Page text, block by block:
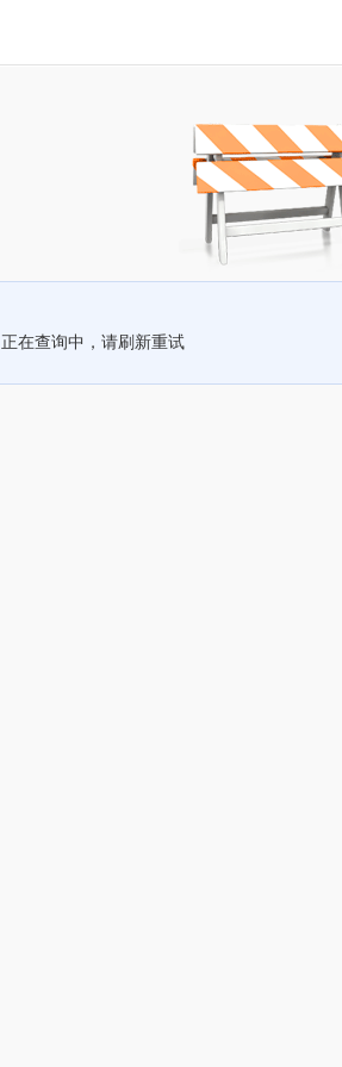
正在查询中，请刷新重试